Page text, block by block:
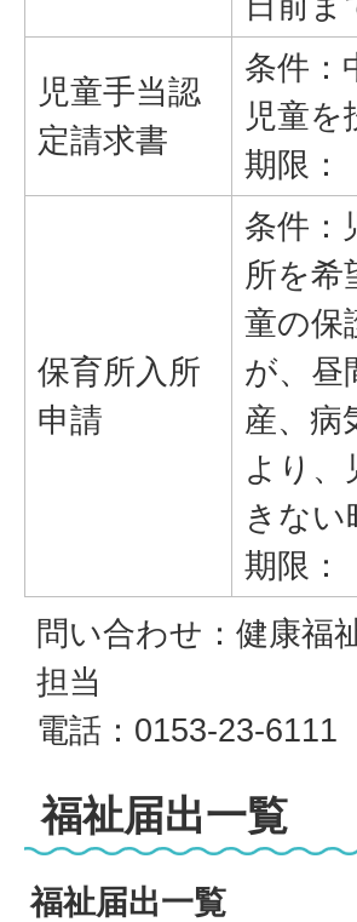
児童手当認
定請求書
条件：
児童
期限：
保育所入所
申請
条件：
所を希
童の保
が、昼
産、病
より、
きない
期限：
問い合わせ：健康福
担当
電話：0153-23-6111
福祉届出一覧
福祉届出一覧